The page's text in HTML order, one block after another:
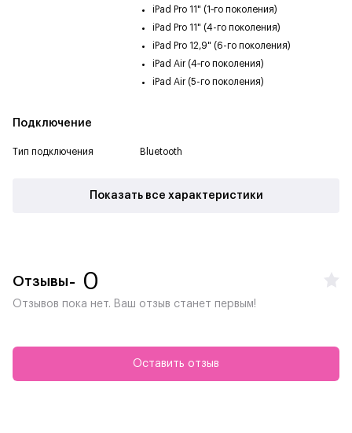
Теперь он может больше. И всё делается проще
грани iPad Pro. Услышав приятный чёткий щелчок,
вы поймёте, насколько надёжно это крепление. Как только
карандаш зафиксирован на устройстве, он автоматически
iPad Pro 11" (1‑го поколения)
iPad Pro 11" (4-го поколения)
iPad Pro 12,9" (6-го поколения)
iPad Air (4‑го поколения)
iPad Air (5-го поколения)
Подключение
Тип подключения Bluetooth
Показать все характеристики
Отзывы- 0
Отзывов пока нет. Ваш отзыв станет первым!
Оставить отзыв